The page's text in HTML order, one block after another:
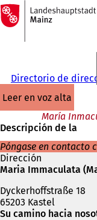
Saltar al contenido
A
la
página
Directorio de
leer en voz alta
María
Descripción de la
Póngase en contacto
Dirección
Maria Immaculata
Dyckerhoffstraße 18
65203 Kastel
Su camino hacia